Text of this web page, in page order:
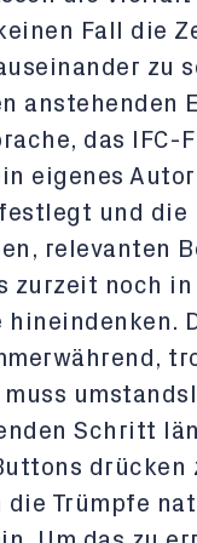
Fall die
zu
anstehenden
das IFC-
eigenes
festlegt und
relevanten
zurzeit noch
hineindenken.
muss
Schritt
drücken
die Trümpfe